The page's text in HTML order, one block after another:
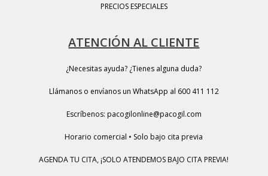
PRECIOS ESPECIALES
ATENCIÓN AL CLIENTE
¿Necesitas ayuda? ¿Tienes alguna duda?
Llámanos o envíanos un WhatsApp al 600 411 112
Escríbenos: pacogilonline@pacogil.com
Horario comercial • Solo bajo cita previa
AGENDA TU CITA, ¡SOLO ATENDEMOS BAJO CITA PREVIA!